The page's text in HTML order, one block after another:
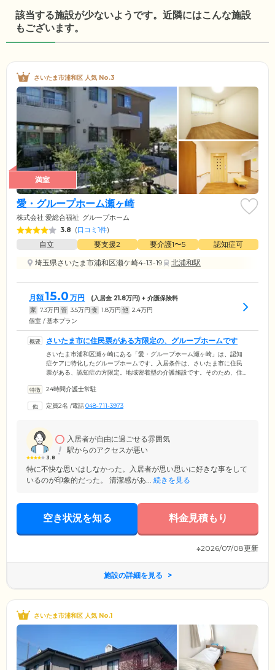
該当する施設が少ないようです。近隣にはこんな施設
もございます。
さいたま市浦和区 人気 No.3
満室
愛・グループホーム瀬ヶ崎
株式会社 愛総合福祉 グループホーム
3.8 (口コミ1件)
自立 要支援2 要介護1〜5
認知症可
埼玉県さいたま市浦和区瀬ケ崎4-13-19
北浦和駅
月額15.0 万円 (入居金 21.8万円) + 介護保険料
家 7.3万円 管 3.5万円 食 1.8万円 他 2.4万円
個室 / 基本プラン
さいたま市に住民票がある方限定の、グループホームです
さいたま市浦和区瀬ヶ崎にある「愛・グループホーム瀬ヶ崎」は、認知
症ケアに特化したグループホームです。入居条件は、さいたま市に住民
票がある、認知症の方限定。地域密着型の介護施設です。そのため、住
断つことなく、暮らし続けることが可能。第二の我が家として、最期の
込めて、主治医・看護師と連携をとりながら医療面をサポートできる体
24時間介護士常駐
定員2名 /電話048-711-3973
3.8
入居者が自由に過ごせる雰囲気
駅からのアクセスが悪い
特に不快な思いはしなかった。入居者が思い思いに好きな事をして
いるのが印象的だった。 清潔感があ... 続きを見る
空き状況を知る 料金見積もり
※2026/07/08更新
施設の詳細を見る
さいたま市浦和区 人気 No.1